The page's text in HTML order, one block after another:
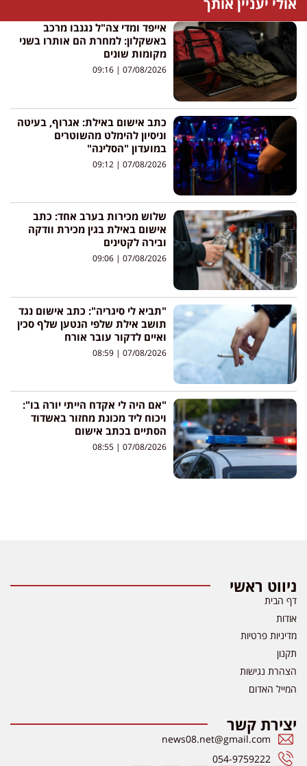
אולי יעניין אותך
אייפד ומדי צה"ל נגנבו מרכב
באשקלון: למחרת הם אותרו בשני
מקומות שונים
07/08/2026
כתב אישום באילת: אגרוף, בעיטה
וניסיון להימלט מהשוטרים
במועדון "הסלינה"
07/08/2026
שלוש מכירות בערב אחד: כתב
אישום באילת בגין מכירת וודקה
ובירה לקטינים
07/08/2026
"תביא לי סיגריה": כתב אישום נגד
תושב אילת שלפי הנטען שלף סכין
ואיים לדקור עובר אורח
07/08/2026
"אם היה לי אקדח הייתי יורה בו":
ויכוח ליד מכונת מחזור באשדוד
הסתיים בכתב אישום
07/08/2026
ניווט ראשי
דף הבית
אודות
מדיניות פרטיות
תקנון
הצהרת נגישות
המייל האדום
יצירת קשר
news08.net@gmail.com
054-9759222